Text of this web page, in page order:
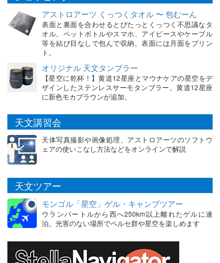
アストロアーツ くっつくタオル 〜 包むーん
表面と裏面を合わせるとぴたっとくっつく不思議なタ
オル。ペットボトルやスマホ、アイピースやケーブル
等を結び目なしで包んで収納。表面には月面をプリン
ト。
オリジナル 天文タンブラー
【星空に乾杯！】黄道12星座とマウナケアの星空をデ
ザインしたステンレスサーモタンブラー。黄道12星座
に新色モカブラウンが追加。
天文講習会
天体写真撮影や画像処理、アストロアーツのソフトウ
ェアの使いこなし方法などをオンラインで解説
天文ツアー
モンゴル「星空」ゲル・キャンプツアー
ウランバートルから西へ250km以上離れたゲルに連
泊。光害のない場所でペルセ群や星空を楽しめます